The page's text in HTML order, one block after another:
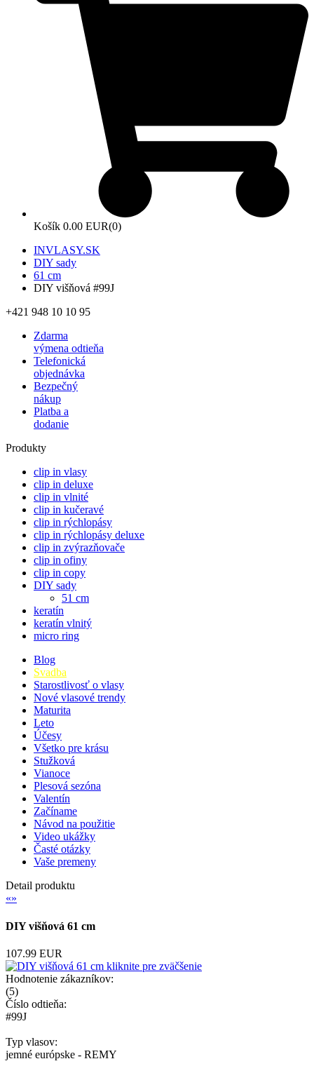
Košík 0.00 EUR(0)
INVLASY.SK
DIY sady
61 cm
DIY višňová #99J
+421 948 10 10 95
Zdarma
výmena odtieňa
Telefonická
objednávka
Bezpečný
nákup
Platba a
dodanie
Produkty
clip in vlasy
clip in deluxe
clip in vlnité
clip in kučeravé
clip in rýchlopásy
clip in rýchlopásy deluxe
clip in zvýrazňovače
clip in ofiny
clip in copy
DIY sady
51 cm
keratín
keratín vlnitý
micro ring
Blog
Svadba
Starostlivosť o vlasy
Nové vlasové trendy
Maturita
Leto
Účesy
Všetko pre krásu
Stužková
Vianoce
Plesová sezóna
Valentín
Začíname
Návod na použitie
Video ukážky
Časté otázky
Vaše premeny
Detail produktu
«»
DIY višňová 61 cm
107.99 EUR
kliknite pre zväčšenie
Hodnotenie zákazníkov:
(5)
Číslo odtieňa:
#99J
Typ vlasov:
jemné európske - REMY